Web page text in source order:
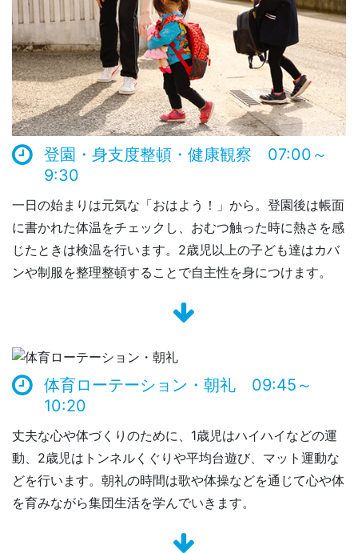
登園・身支度整頓・健康観察 07:00～
9:30
一日の始まりは元気な「おはよう！」から。登園後は帳面
に書かれた体温をチェックし、おむつ触った時に熱さを感
じたときは検温を行います。2歳児以上の子ども達はカバ
ンや制服を整理整頓することで自主性を身につけます。
体育ローテーション・朝礼 09:45～
10:20
丈夫な心や体づくりのために、1歳児はハイハイなどの運
動、2歳児はトンネルくぐりや平均台遊び、マット運動な
どを行います。朝礼の時間は歌や体操などを通じて心や体
を育みながら集団生活を学んでいきます。